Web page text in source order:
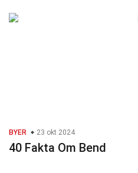
BYER 23 okt 2024
40 Fakta Om Bend